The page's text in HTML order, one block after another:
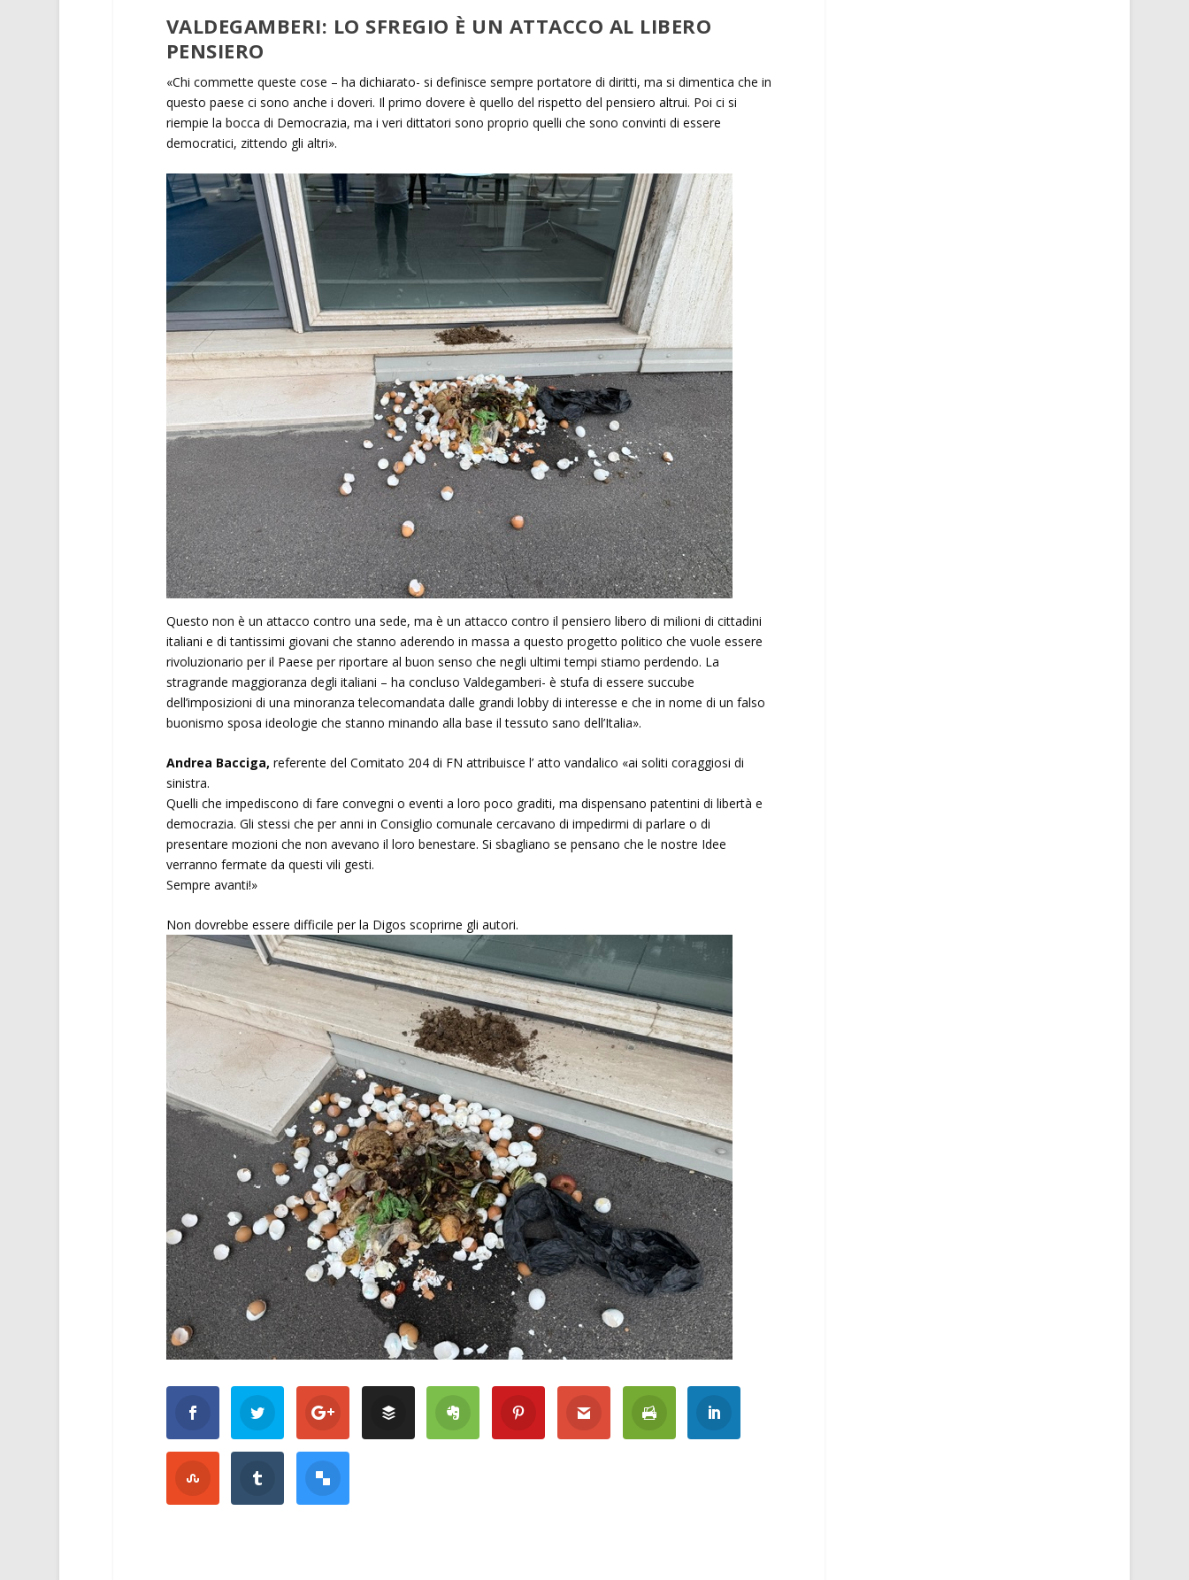
VALDEGAMBERI: LO SFREGIO È UN ATTACCO AL LIBERO
PENSIERO
«Chi commette queste cose – ha dichiarato- si definisce sempre portatore di diritti, ma si dimentica che in
questo paese ci sono anche i doveri. Il primo dovere è quello del rispetto del pensiero altrui. Poi ci si
riempie la bocca di Democrazia, ma i veri dittatori sono proprio quelli che sono convinti di essere
democratici, zittendo gli altri».
Questo non è un attacco contro una sede, ma è un attacco contro il pensiero libero di milioni di cittadini
italiani e di tantissimi giovani che stanno aderendo in massa a questo progetto politico che vuole essere
rivoluzionario per il Paese per riportare al buon senso che negli ultimi tempi stiamo perdendo. La
stragrande maggioranza degli italiani – ha concluso Valdegamberi- è stufa di essere succube
dell’imposizioni di una minoranza telecomandata dalle grandi lobby di interesse e che in nome di un falso
buonismo sposa ideologie che stanno minando alla base il tessuto sano dell’Italia».
Andrea Bacciga, referente del Comitato 204 di FN attribuisce l’ atto vandalico «ai soliti coraggiosi di
sinistra.
Quelli che impediscono di fare convegni o eventi a loro poco graditi, ma dispensano patentini di libertà e
democrazia. Gli stessi che per anni in Consiglio comunale cercavano di impedirmi di parlare o di
presentare mozioni che non avevano il loro benestare. Si sbagliano se pensano che le nostre Idee
verranno fermate da questi vili gesti.
Sempre avanti!»
Non dovrebbe essere difficile per la Digos scoprirne gli autori.